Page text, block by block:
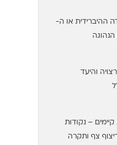
ההיברידית או ה-
והיעד
– נקודות
צף ותקרה